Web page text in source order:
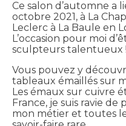
Ce salon d’automne a
octobre 2021, à La
Leclerc à La Baule en
L’occasion pour moi
sculpteurs talentueux !
Vous pouvez y
tableaux émaillés sur
Les émaux sur cuivre
France, je suis ravie
mon métier et toutes